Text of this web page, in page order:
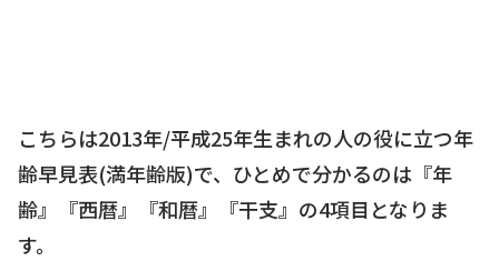
こちらは2013年/平成25年生まれの人の役に立つ年
齢早見表(満年齢版)で、ひとめで分かるのは『年
齢』『西暦』『和暦』『干支』の4項目となりま
す。